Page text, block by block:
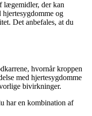
lægemidler, der kan
og
Det anbefales, at du
hvornår kroppen
med hjertesygdomme
bivirkninger.
har en kombination af